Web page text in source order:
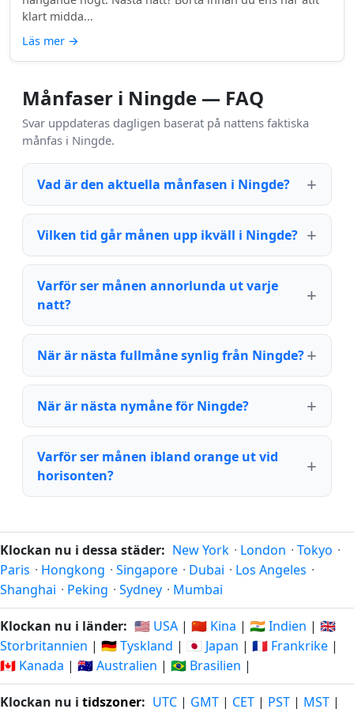
klart midda...
Läs mer →
Månfaser i Ningde — FAQ
Svar uppdateras dagligen baserat på nattens faktiska
månfas i Ningde.
Vad är den aktuella månfasen i Ningde?
Vilken tid går månen upp ikväll i Ningde?
Varför ser månen annorlunda ut varje
natt?
När är nästa fullmåne synlig från Ningde?
När är nästa nymåne för Ningde?
Varför ser månen ibland orange ut vid
horisonten?
Klockan nu i dessa städer: New York · London · Tokyo ·
Paris · Hongkong · Singapore · Dubai · Los Angeles ·
Shanghai · Peking · Sydney · Mumbai
Klockan nu i länder: 🇺🇸 USA | 🇨🇳 Kina | 🇮🇳 Indien | 🇬🇧
Storbritannien | 🇩🇪 Tyskland | 🇯🇵 Japan | 🇫🇷 Frankrike |
🇨🇦 Kanada | 🇦🇺 Australien | 🇧🇷 Brasilien |
Klockan nu i tidszoner: UTC | GMT | CET | PST | MST |